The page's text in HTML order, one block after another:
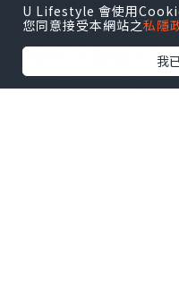
U Lifestyle 會使用
您同意接受本網站之私隱
我